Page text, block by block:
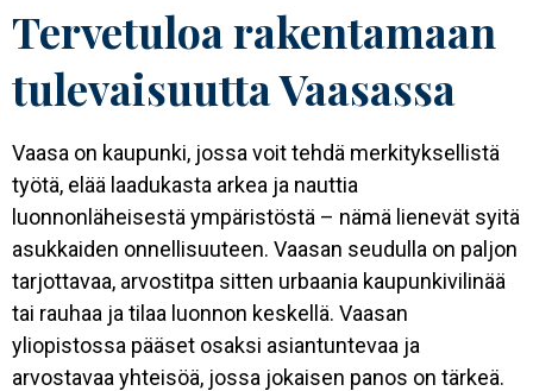
Tervetuloa rakentamaan
tulevaisuutta Vaasassa
Vaasa on kaupunki, jossa voit tehdä merkityksellistä
työtä, elää laadukasta arkea ja nauttia
luonnonläheisestä ympäristöstä – nämä lienevät syitä
asukkaiden onnellisuuteen. Vaasan seudulla on paljon
tarjottavaa, arvostitpa sitten urbaania kaupunkivilinää
tai rauhaa ja tilaa luonnon keskellä. Vaasan
yliopistossa pääset osaksi asiantuntevaa ja
arvostavaa yhteisöä, jossa jokaisen panos on tärkeä.